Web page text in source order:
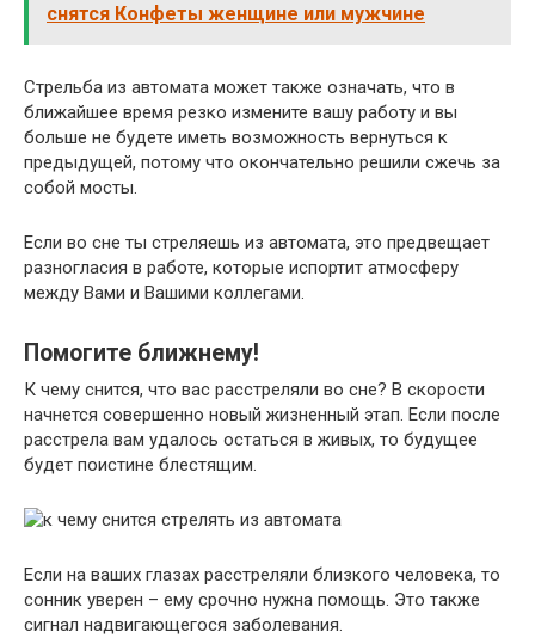
снятся Конфеты женщине или мужчине
Стрельба из автомата может также означать, что в
ближайшее время резко измените вашу работу и вы
больше не будете иметь возможность вернуться к
предыдущей, потому что окончательно решили сжечь за
собой мосты.
Если во сне ты стреляешь из автомата, это предвещает
разногласия в работе, которые испортит атмосферу
между Вами и Вашими коллегами.
Помогите ближнему!
К чему снится, что вас расстреляли во сне? В скорости
начнется совершенно новый жизненный этап. Если после
расстрела вам удалось остаться в живых, то будущее
будет поистине блестящим.
Если на ваших глазах расстреляли близкого человека, то
сонник уверен – ему срочно нужна помощь. Это также
сигнал надвигающегося заболевания.